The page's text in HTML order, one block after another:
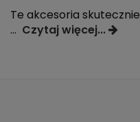
Te akcesoria skutecznie
... Czytaj więcej...